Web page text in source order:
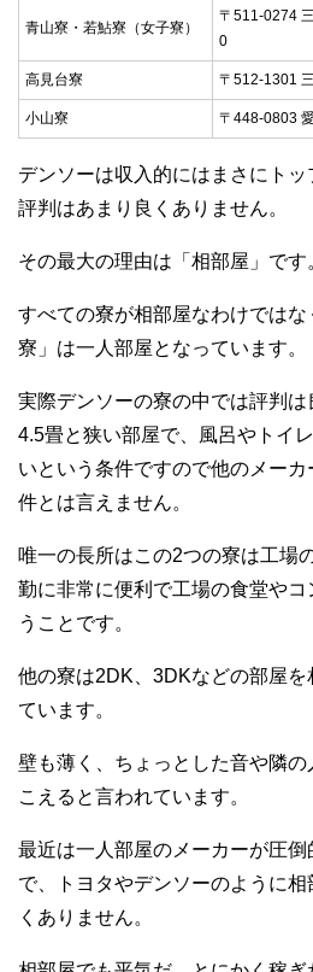
青山寮・若鮎寮（女子寮）
〒511-0274
0
高見台寮 〒512-1301
小山寮 〒448-0803
デンソーは収入的にはまさにト
評判はあまり良くありません。
その最大の理由は「相部屋」です
すべての寮が相部屋なわけでは
寮」は一人部屋となっています。
実際デンソーの寮の中では評判
4.5畳と狭い部屋で、風呂やトイ
いという条件ですので他のメー
件とは言えません。
唯一の長所はこの2つの寮は工場
勤に非常に便利で工場の食堂や
うことです。
他の寮は2DK、3DKなどの部屋を
ています。
壁も薄く、ちょっとした音や隣
こえると言われています。
最近は一人部屋のメーカーが圧
で、トヨタやデンソーのように
くありません。